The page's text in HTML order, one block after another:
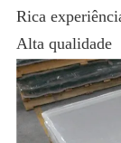
Rica
Alta qualidade